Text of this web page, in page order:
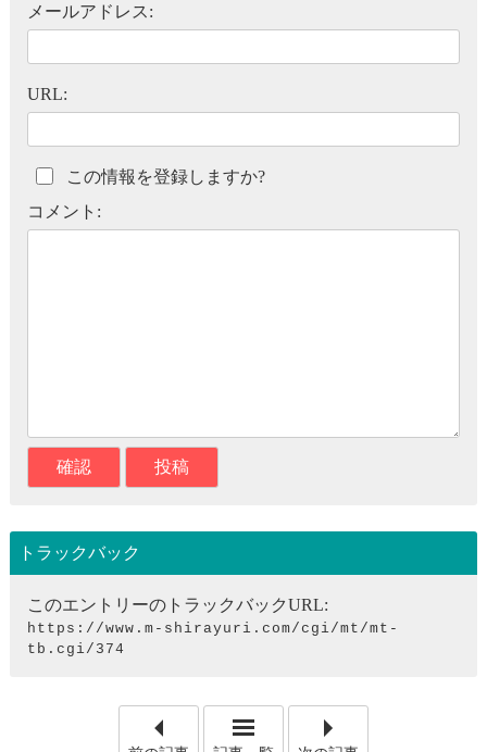
メールアドレス:
URL:
この情報を登録しますか?
コメント:
トラックバック
このエントリーのトラックバックURL:
https://www.m-shirayuri.com/cgi/mt/mt-
tb.cgi/374